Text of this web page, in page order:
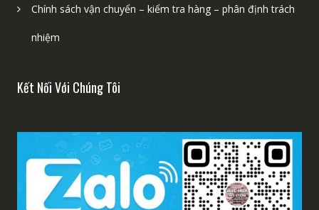
Chính sách vận chuyển – kiểm tra hàng – phân định trách
nhiệm
Kết Nối Với Chúng Tôi